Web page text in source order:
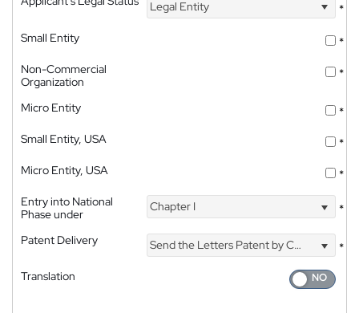
Legal Entity
*
Small Entity
*
Non-Commercial
Organization
*
Micro Entity
*
Small Entity, USA
*
Micro Entity, USA
*
Entry into National
Phase under
Chapter I *
Patent Delivery Send the Letters Patent by Courier
*
Translation